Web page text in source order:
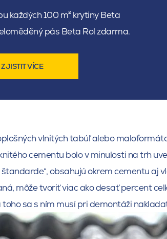
každých 100 m² krytiny Beta
pás Beta Rol zdarma.
ZJISTIT VÍCE
vlnitých tabúľ alebo
cementu bolo v minulosti na trh
obsahujú okrem cementu aj
môže tvoriť viac ako desať percent
sa s ním musí pri demontáži